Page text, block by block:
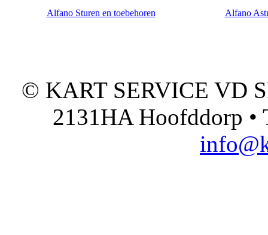
Alfano Sturen en toebehoren Alfano
© KART SERVICE VD
2131HA Hoofddorp •